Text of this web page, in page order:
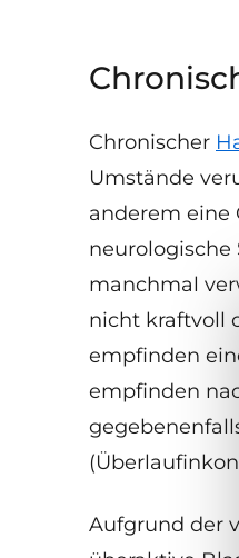
Chronischer
Umstände
anderem eine
manchmal
nicht kraftvoll
empfinden
empfinden
Aufgrund der